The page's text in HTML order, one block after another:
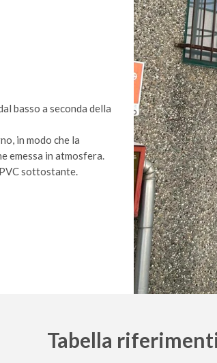
basso a seconda della
in modo che la
emessa in atmosfera.
sottostante.
Tabella